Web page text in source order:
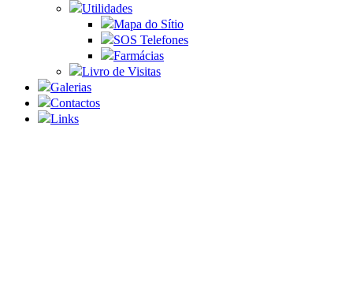
Utilidades
Mapa do Sítio
SOS Telefones
Farmácias
Livro de Visitas
Galerias
Contactos
Links